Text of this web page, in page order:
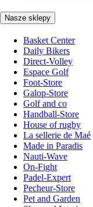
Nasze sklepy
Basket Center
Daily Bikers
Direct-Volley
Espace Golf
Foot-Store
Galop-Store
Golf and co
Handball-Store
House of rugby
La sellerie de Maé
Made in Paradis
Nauti-Wave
On-Fight
Padel-Expert
Pecheur-Store
Pet and Garden